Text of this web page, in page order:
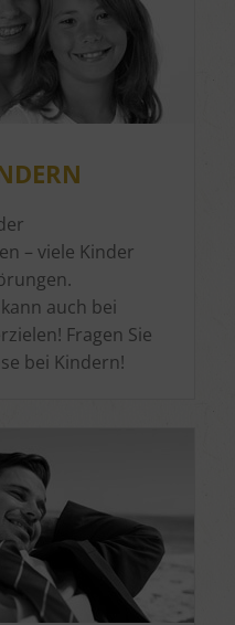
– viele Kinder
auch bei
Fragen Sie
bei Kindern!